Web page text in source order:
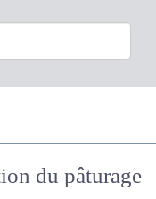
du pâturage